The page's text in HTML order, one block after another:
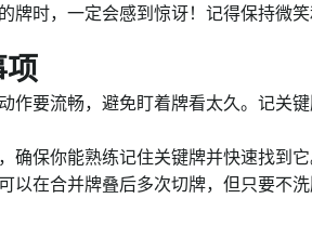
牌时，一定会感到惊讶！记得保持微
项
作要流畅，避免盯着牌看太久。记关
确保你能熟练记住关键牌并快速找到它
以在合并牌叠后多次切牌，但只要不